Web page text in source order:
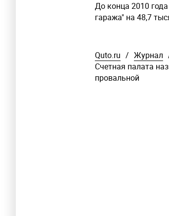
До конца 2010
гаража" на 48,7
Quto.ru / Журнал
Счетная палата
провальной